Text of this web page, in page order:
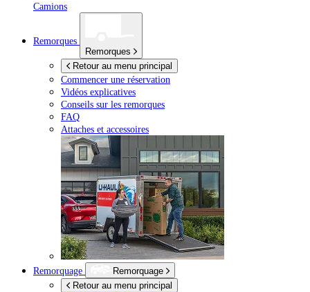
Camions
Remorques
Remorques
Retour au menu principal
Commencer une réservation
Vidéos explicatives
Conseils sur les remorques
FAQ
Attaches et accessoires
Remorquage
Remorquage
Retour au menu principal